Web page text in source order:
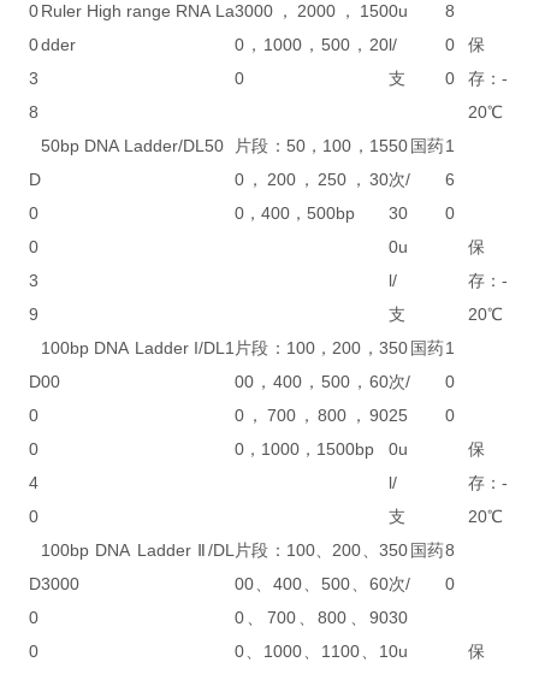
0
0
3
8
Ruler High range RNA La
dder
3000，2000，150
0，1000，500，20
0
0u
l/
支
8
0
0
保
存：-
20℃
D
0
0
3
9
50bp DNA Ladder/DL50
片段：50，100，15
0，200，250，30
0，400，500bp
50
次/
30
0u
l/
支
国药1
6
0
保
存：-
20℃
D
0
0
4
0
100bp DNA Ladder I/DL1
00
片段：100，200，3
00，400，500，60
0，700，800，90
0，1000，1500bp
50
次/
25
0u
l/
支
国药1
0
0
保
存：-
20℃
D
0
0
100bp DNA Ladder Ⅱ/DL
3000
片段：100、200、3
00、400、500、60
0、700、800、90
0、1000、1100、1
50
次/
30
0u
国药8
0
保